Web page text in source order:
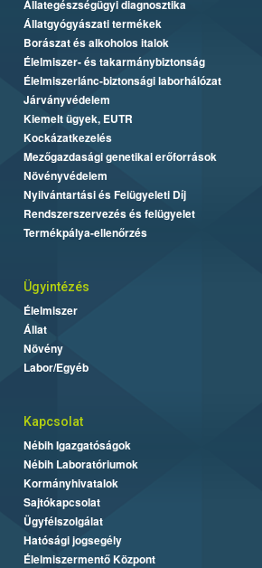
Állategészségügyi diagnosztika
Állatgyógyászati termékek
Borászat és alkoholos italok
Élelmiszer- és takarmánybiztonság
Élelmiszerlánc-biztonsági laborhálózat
Járványvédelem
Kiemelt ügyek, EUTR
Kockázatkezelés
Mezőgazdasági genetikai erőforrások
Növényvédelem
Nyilvántartási és Felügyeleti Díj
Rendszerszervezés és felügyelet
Termékpálya-ellenőrzés
Ügyintézés
Élelmiszer
Állat
Növény
Labor/Egyéb
Kapcsolat
Nébih Igazgatóságok
Nébih Laboratóriumok
Kormányhivatalok
Sajtókapcsolat
Ügyfélszolgálat
Hatósági jogsegély
Élelmiszermentő Központ